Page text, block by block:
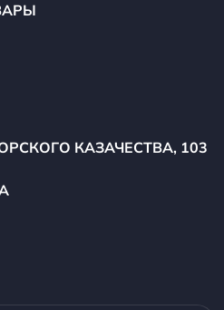
КАЗАЧЕСТВА, 103